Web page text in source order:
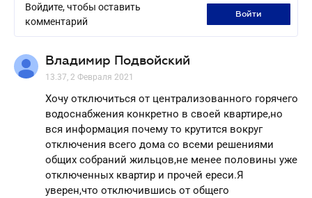
Войдите, чтобы оставить
комментарий
войти
Владимир Подвойский
13.37, 2 Февраля 2021
Хочу отключиться от централизованного горячего
водоснабжения конкретно в своей квартире,но
вся информация почему то крутится вокруг
отключения всего дома со всеми решениями
общих собраний жильцов,не менее половины уже
отключенных квартир и прочей ереси.Я
уверен,что отключившись от общего